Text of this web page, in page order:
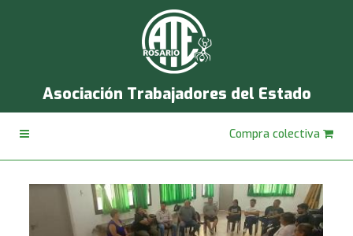
Asociación Trabajadores del Estado
Compra colectiva